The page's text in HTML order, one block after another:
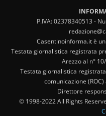
P.IVA: 02378340513 -
Casentinoinforma.it è
Testata giornalistica registrata
Arezzo al n°
Testata giornalistica
comunicazione
Direttore
© 1998-2022 All Rights